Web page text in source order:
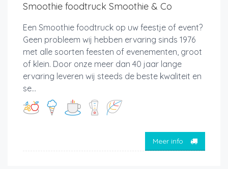
Smoothie foodtruck Smoothie & Co
Een Smoothie foodtruck op uw feestje of event?
Geen probleem wij hebben ervaring sinds 1976
met alle soorten feesten of evenementen, groot
of klein. Door onze meer dan 40 jaar lange
ervaring leveren wij steeds de beste kwaliteit en
se...
Meer info